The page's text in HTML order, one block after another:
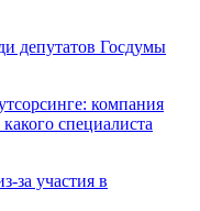
депутатов Госдумы
компания
специалиста
за участия в